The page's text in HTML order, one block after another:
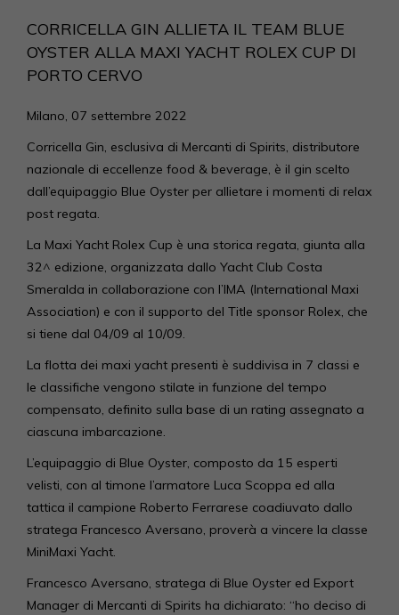
CORRICELLA GIN ALLIETA IL TEAM BLUE
OYSTER ALLA MAXI YACHT ROLEX CUP DI
PORTO CERVO
Milano, 07 settembre 2022
Corricella Gin, esclusiva di Mercanti di Spirits, distributore
nazionale di eccellenze food & beverage, è il gin scelto
dall’equipaggio Blue Oyster per allietare i momenti di relax
post regata.
La Maxi Yacht Rolex Cup è una storica regata, giunta alla
32^ edizione, organizzata dallo Yacht Club Costa
Smeralda in collaborazione con l’IMA (International Maxi
Association) e con il supporto del Title sponsor Rolex, che
si tiene dal 04/09 al 10/09.
La flotta dei maxi yacht presenti è suddivisa in 7 classi e
le classifiche vengono stilate in funzione del tempo
compensato, definito sulla base di un rating assegnato a
ciascuna imbarcazione.
L’equipaggio di Blue Oyster, composto da 15 esperti
velisti, con al timone l’armatore Luca Scoppa ed alla
tattica il campione Roberto Ferrarese coadiuvato dallo
stratega Francesco Aversano, proverà a vincere la classe
MiniMaxi Yacht.
Francesco Aversano, stratega di Blue Oyster ed Export
Manager di Mercanti di Spirits ha dichiarato: “ho deciso di